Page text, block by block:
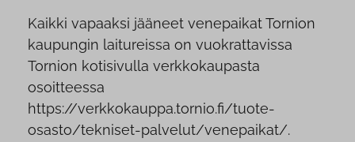
Kaikki vapaaksi jääneet venepaikat Tornion
kaupungin laitureissa on vuokrattavissa
Tornion kotisivulla verkkokaupasta
osoitteessa
https://verkkokauppa.tornio.fi/tuote-
osasto/tekniset-palvelut/venepaikat/.